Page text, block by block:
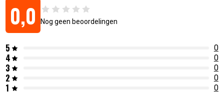
0,0 Nog geen beoordelingen
5 0
4 0
3 0
2 0
1 0